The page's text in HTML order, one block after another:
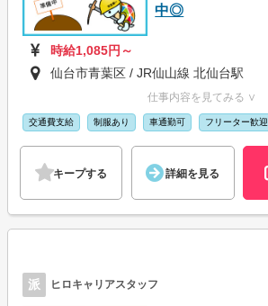
中◎
時給1,085円～
仙台市青葉区 / JR仙山線 北仙台駅
仕事内容を見てみる ∨
交通費支給 制服あり 車通勤可 フリーター歓迎
キープする 詳細を見る
派 ヒロキャリアスタッフ